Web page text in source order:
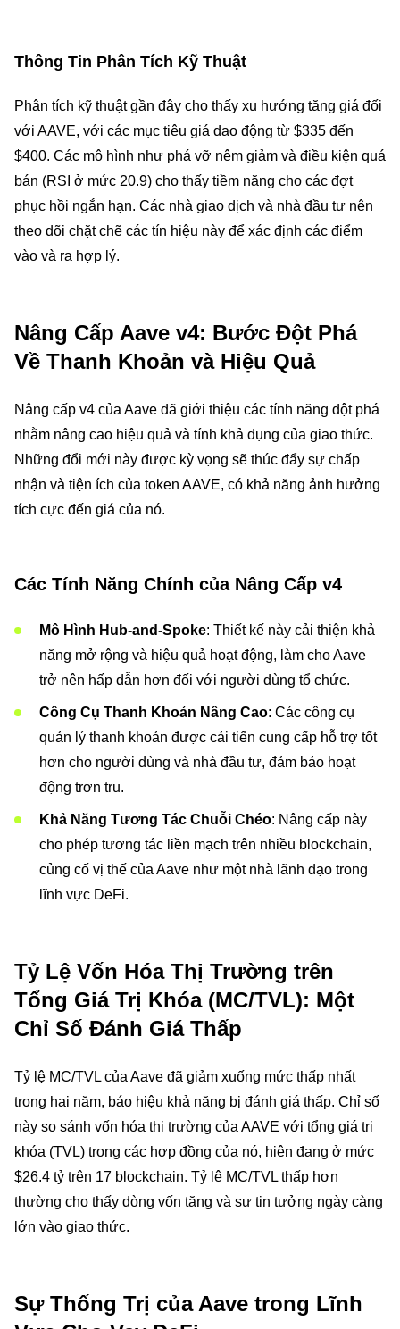
Thông Tin Phân Tích Kỹ Thuật
Phân tích kỹ thuật gần đây cho thấy xu hướng tăng giá đối
với AAVE, với các mục tiêu giá dao động từ $335 đến
$400. Các mô hình như phá vỡ nêm giảm và điều kiện quá
bán (RSI ở mức 20.9) cho thấy tiềm năng cho các đợt
phục hồi ngắn hạn. Các nhà giao dịch và nhà đầu tư nên
theo dõi chặt chẽ các tín hiệu này để xác định các điểm
vào và ra hợp lý.
Nâng Cấp Aave v4: Bước Đột Phá
Về Thanh Khoản và Hiệu Quả
Nâng cấp v4 của Aave đã giới thiệu các tính năng đột phá
nhằm nâng cao hiệu quả và tính khả dụng của giao thức.
Những đổi mới này được kỳ vọng sẽ thúc đẩy sự chấp
nhận và tiện ích của token AAVE, có khả năng ảnh hưởng
tích cực đến giá của nó.
Các Tính Năng Chính của Nâng Cấp v4
Mô Hình Hub-and-Spoke: Thiết kế này cải thiện khả
năng mở rộng và hiệu quả hoạt động, làm cho Aave
trở nên hấp dẫn hơn đối với người dùng tổ chức.
Công Cụ Thanh Khoản Nâng Cao: Các công cụ
quản lý thanh khoản được cải tiến cung cấp hỗ trợ tốt
hơn cho người dùng và nhà đầu tư, đảm bảo hoạt
động trơn tru.
Khả Năng Tương Tác Chuỗi Chéo: Nâng cấp này
cho phép tương tác liền mạch trên nhiều blockchain,
củng cố vị thế của Aave như một nhà lãnh đạo trong
lĩnh vực DeFi.
Tỷ Lệ Vốn Hóa Thị Trường trên
Tổng Giá Trị Khóa (MC/TVL): Một
Chỉ Số Đánh Giá Thấp
Tỷ lệ MC/TVL của Aave đã giảm xuống mức thấp nhất
trong hai năm, báo hiệu khả năng bị đánh giá thấp. Chỉ số
này so sánh vốn hóa thị trường của AAVE với tổng giá trị
khóa (TVL) trong các hợp đồng của nó, hiện đang ở mức
$26.4 tỷ trên 17 blockchain. Tỷ lệ MC/TVL thấp hơn
thường cho thấy dòng vốn tăng và sự tin tưởng ngày càng
lớn vào giao thức.
Sự Thống Trị của Aave trong Lĩnh